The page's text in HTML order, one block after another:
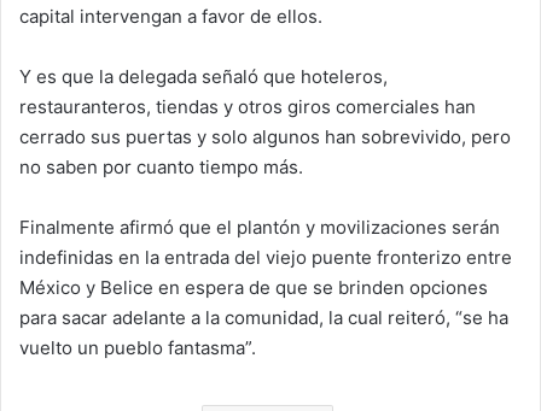
capital intervengan a favor de ellos.
Y es que la delegada señaló que hoteleros,
restauranteros, tiendas y otros giros comerciales han
cerrado sus puertas y solo algunos han sobrevivido, pero
no saben por cuanto tiempo más.
Finalmente afirmó que el plantón y movilizaciones serán
indefinidas en la entrada del viejo puente fronterizo entre
México y Belice en espera de que se brinden opciones
para sacar adelante a la comunidad, la cual reiteró, “se ha
vuelto un pueblo fantasma”.